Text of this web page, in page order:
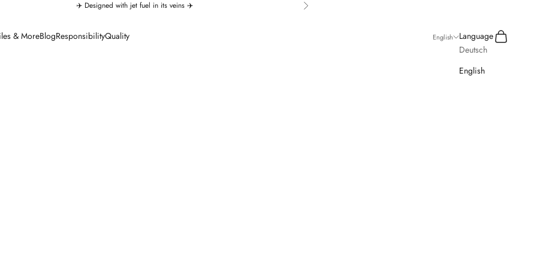
✈️ Designed with jet fuel in its veins ✈️ Next
& MoreBlogResponsibilityQuality English
Language
Deutsch
English
Search
Cart